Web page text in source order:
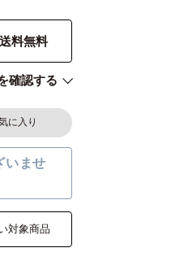
料無料
確認する
に入り
いませ
対象商品